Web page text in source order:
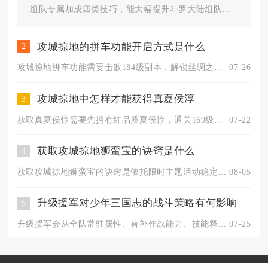
组队专属加成四类技巧，能大幅提升斗罗大陆组队刷
2 攻城掠地的拼车功能开启方式是什么
攻城掠地拼车功能需要击败184级副本，解锁丝绸之路系统并研究... 07-26
3 攻城掠地中怎样才能获得真夏侯淳
07-22
4 获取攻城掠地狮蛮宝的诀窍是什么
08-05
5 升级援军对少年三国志的战斗策略有何影响
07-25